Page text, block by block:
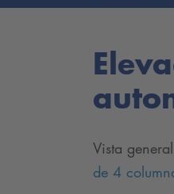
Vista
de 4